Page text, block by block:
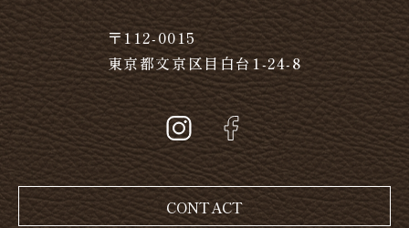
〒112-0015
東京都文京区目白台1-24-8
CONTACT